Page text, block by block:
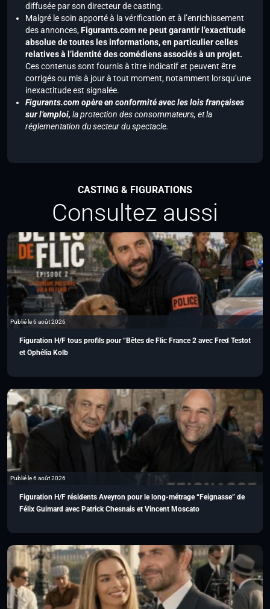
diffusée par son directeur de casting.
Malgré le soin apporté à la vérification et à l’enrichissement
des annonces,Figurants.com ne peut garantir l’exactitude
absolue de toutes les informations, en particulier celles
relatives à l’identité des comédiens associés à un projet.
Ces contenus sont fournis à titre indicatif et peuvent être
corrigés ou mis à jour à tout moment, notamment lorsqu’une
inexactitude est signalée.
Figurants.com opère en conformité avec les lois françaises
sur l’emploi, la protection des consommateurs, et la
réglementation du secteur du spectacle.
CASTING & FIGURATIONS
Consultez aussi
Publié le 6 août 2026
Figuration H/F tous profils pour “Bêtes de Flic France 2 avec Fred Testot
et Ophélia Kolb
Publié le 6 août 2026
Figuration H/F résidents Aveyron pour le long-métrage “Feignasse” de
Félix Guimard avec Patrick Chesnais et Vincent Moscato